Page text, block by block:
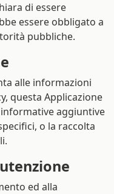
di essere
essere obbligato a
pubbliche.
alle informazioni
questa Applicazione
aggiuntive
o la raccolta
ed alla